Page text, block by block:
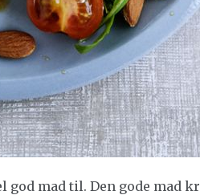
god mad til. Den gode mad